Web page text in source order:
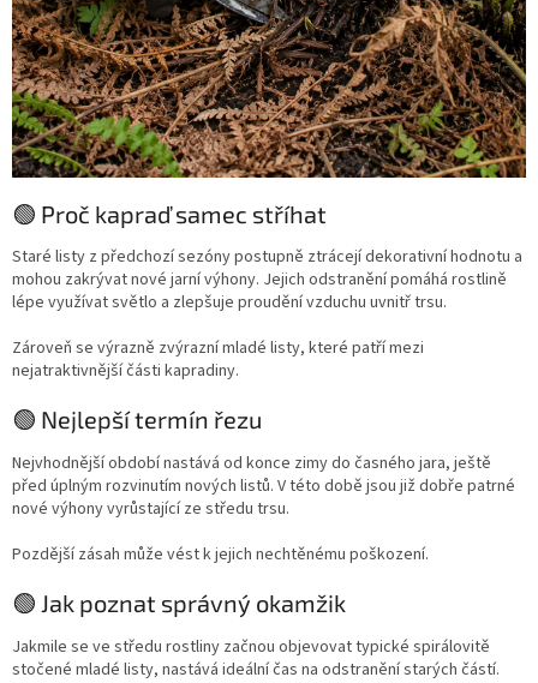
🟢 Proč kapraď samec stříhat
Staré listy z předchozí sezóny postupně ztrácejí dekorativní hodnotu a
mohou zakrývat nové jarní výhony. Jejich odstranění pomáhá rostlině
lépe využívat světlo a zlepšuje proudění vzduchu uvnitř trsu.
Zároveň se výrazně zvýrazní mladé listy, které patří mezi
nejatraktivnější části kapradiny.
🟢 Nejlepší termín řezu
Nejvhodnější období nastává od konce zimy do časného jara, ještě
před úplným rozvinutím nových listů. V této době jsou již dobře patrné
nové výhony vyrůstající ze středu trsu.
Pozdější zásah může vést k jejich nechtěnému poškození.
🟢 Jak poznat správný okamžik
Jakmile se ve středu rostliny začnou objevovat typické spirálovitě
stočené mladé listy, nastává ideální čas na odstranění starých částí.